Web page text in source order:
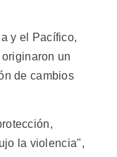
y el Pacífico,
un
de cambios
la violencia",